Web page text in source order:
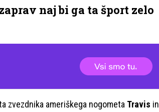
naj bi ga ta šport zelo
zvezdnika ameriškega nogometa Travis in